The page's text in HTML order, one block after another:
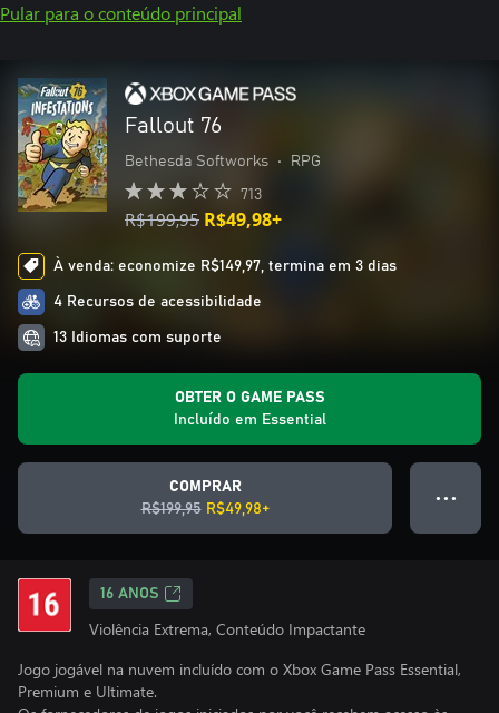
Pular para o conteúdo principal
Fallout 76
Bethesda Softworks • RPG
713
R$199,95 R$49,98+
À venda: economize R$149,97, termina em 3 dias
4 Recursos de acessibilidade
13 Idiomas com suporte
OBTER O GAME PASS
Incluído em Essential
COMPRAR
R$199,95 R$49,98+
● ● ●
16 ANOS
Violência Extrema, Conteúdo Impactante
Jogo jogável na nuvem incluído com o Xbox Game Pass Essential,
Premium e Ultimate.